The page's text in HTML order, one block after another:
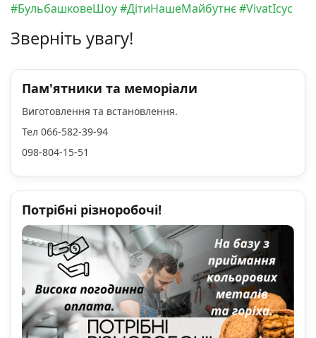
#БульбашковеШоу#ДітиНашеМайбутнє#VivatІсус
Зверніть увагу!
Пам'ятники та меморіали
Виготовлення та встановлення.
Тел 066-582-39-94
098-804-15-51
Потрібні різноробочі!